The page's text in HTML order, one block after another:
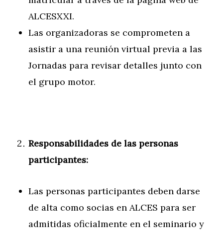
ALCESXXI.
Las organizadoras se comprometen a
asistir a una reunión virtual previa a las
Jornadas para revisar detalles junto con
el grupo motor.
Responsabilidades de las personas
participantes:
Las personas participantes deben darse
de alta como socias en ALCES para ser
admitidas oficialmente en el seminario y